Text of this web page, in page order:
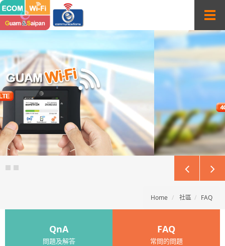
T
g
g
e
a
g
a
t
i
o
n
Home 社區 FAQ
QnA
問題及解答
FAQ
常問的問題